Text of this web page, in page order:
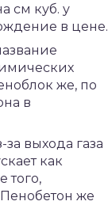
см куб. у
в цене.
же, по
в
выхода газа
как
того,
же